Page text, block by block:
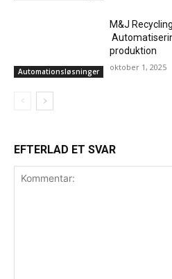
Automationsløsninger
M&J
produktion
oktober 1, 2025
EFTERLAD ET SVAR